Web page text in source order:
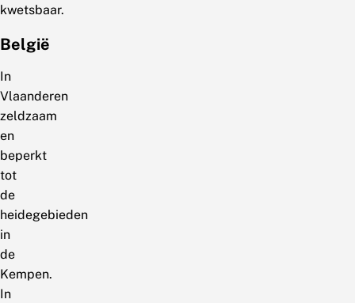
kwetsbaar.
België
In
Vlaanderen
zeldzaam
en
beperkt
tot
de
heidegebieden
in
de
Kempen.
In